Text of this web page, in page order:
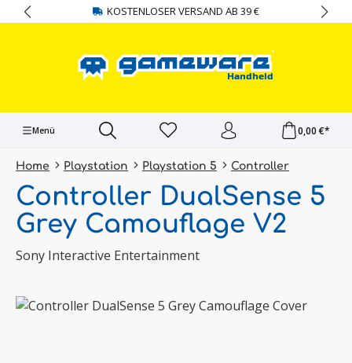
springen KOSTENLOSER VERSAND AB 39 €
Menü 0,00 €*
Home Playstation Playstation 5 Controller
Controller DualSense 5
Grey Camouflage V2
Sony Interactive Entertainment
Bildergalerie überspringen